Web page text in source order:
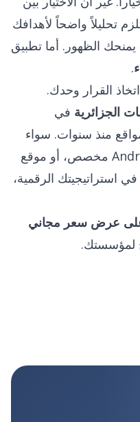
تحليلاً واضحاً لأهدافك
الظهور. أما تطبيق
.
القرار وحدك.
الجزائرية في
منذ سنوات. سواء
كنت بحاجة إلى تطبيق Android/iOS مخصص، أو موقع
استراتيجيتك الرقمية،
على عرض سعر مجاني
لمؤسستك.